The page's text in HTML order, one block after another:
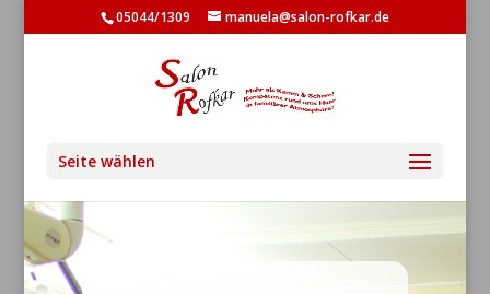
05044/1309 manuela@salon-rofkar.de
Seite wählen